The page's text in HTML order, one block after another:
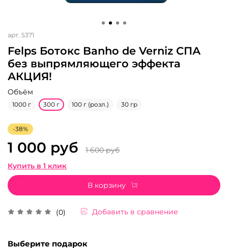
арт. 5371
Felps Ботокс Banho de Verniz СПА
без выпрямляющего эффекта
АКЦИЯ!
(0) Добавить в сравнение
Объём
1000 г 300 г 100 г (розл.) 30 гр
-38%
1 000 руб
1 600 руб
Купить в 1 клик
В корзину
Выберите подарок